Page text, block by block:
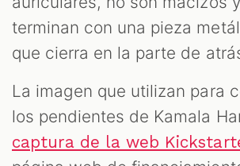
terminan con una pieza
que cierra en la parte de
La imagen que utilizan para
los pendientes de Kamala
captura de la web